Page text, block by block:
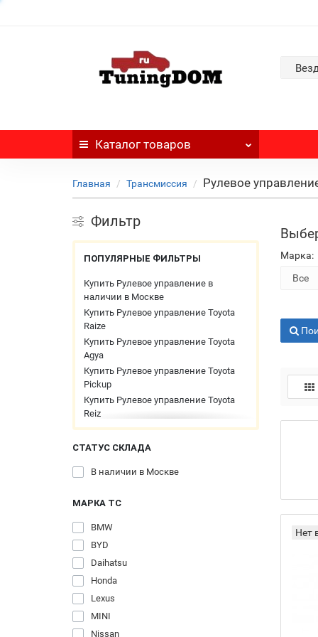
Каталог товаров
Главная Трансмиссия Рулевое
Фильтр
ПОПУЛЯРНЫЕ ФИЛЬТРЫ
Купить Рулевое управление в
наличии в Москве
Купить Рулевое управление Toyota
Raize
Купить Рулевое управление Toyota
Agya
Купить Рулевое управление Toyota
Pickup
Купить Рулевое управление Toyota
Reiz
Купить Рулевое управление Toyota
Coaster
Windom
WiLL
Vitz
Купить Рулевое управление Toyota
Vanguard
Купить Рулевое управление Toyota
Купить Рулевое управление Toyota
Regius
Купить Рулевое управление Toyota
СТАТУС СКЛАДА
В наличии в Москве
МАРКА ТС
BMW
BYD
Daihatsu
Honda
Lexus
MINI
Nissan
Марка: